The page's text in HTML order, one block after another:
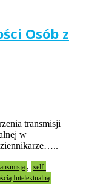
Osób z
transmisji
w
, self-
Intelektualną